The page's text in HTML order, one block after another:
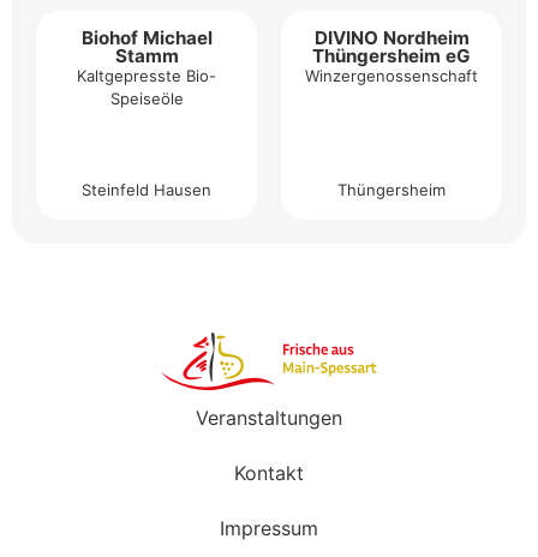
Biohof Michael
Stamm
Kaltgepresste Bio-
Speiseöle
Steinfeld Hausen
DIVINO Nordheim
Thüngersheim eG
Winzergenossenschaft
Thüngersheim
Veranstaltungen
Kontakt
Impressum